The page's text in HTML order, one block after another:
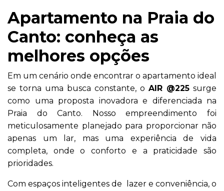
Apartamento na Praia do
Canto: conheça as
melhores opções
Em um cenário onde encontrar o apartamento ideal
se torna uma busca constante, o AIR @225 surge
como uma proposta inovadora e diferenciada na
Praia do Canto. Nosso empreendimento foi
meticulosamente planejado para proporcionar não
apenas um lar, mas uma experiência de vida
completa, onde o conforto e a praticidade são
prioridades.
Com espaços inteligentes de lazer e conveniência, o